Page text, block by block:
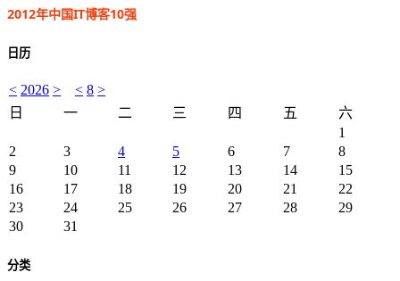
2012年中国IT博客10强
日历
< 2026 > < 8 >
日
一 二 三 四 五
六
1
2
3 4 5 6 7
8
9
10 11 12 13 14
15
16
17 18 19 20 21
22
23
24 25 26 27 28
29
30
31
分类